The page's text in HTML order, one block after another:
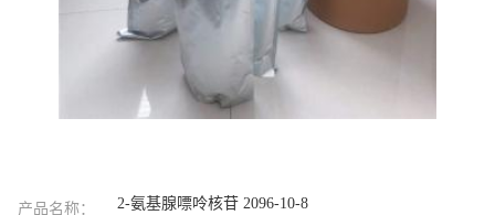
产品名称： 2-氨基腺嘌呤核苷 2096-10-8